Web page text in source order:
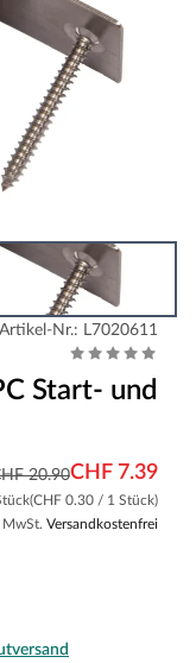
Artikel-Nr.: L7020611
Start- und
20.90CHF 7.39
(CHF 0.30 / 1 Stück)
Versandkostenfrei